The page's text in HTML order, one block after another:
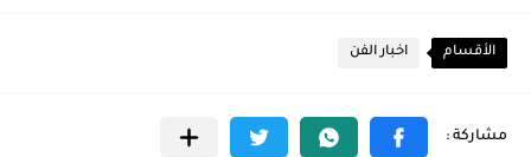
الأقسام اخبار الفن